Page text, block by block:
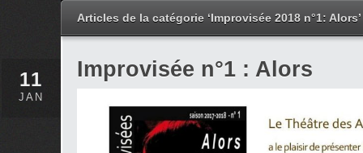
Articles de la catégorie ‘Improvisée 2018 n°1: Alors’
11
JAN
Improvisée n°1 : Alors